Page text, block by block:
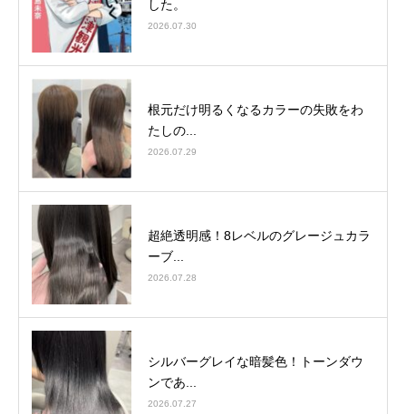
した。
2026.07.30
根元だけ明るくなるカラーの失敗をわ
たしの...
2026.07.29
超絶透明感！8レベルのグレージュカラ
ーブ...
2026.07.28
シルバーグレイな暗髪色！トーンダウ
ンであ...
2026.07.27